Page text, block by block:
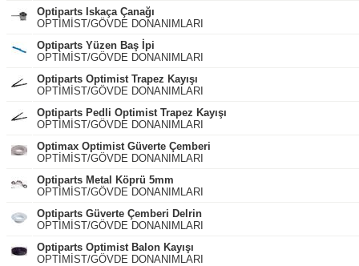
Optiparts Iskaça Çanağı
OPTİMİST/GÖVDE DONANIMLARI
Optiparts Yüzen Baş İpi
OPTİMİST/GÖVDE DONANIMLARI
Optiparts Optimist Trapez Kayışı
OPTİMİST/GÖVDE DONANIMLARI
Optiparts Pedli Optimist Trapez Kayışı
OPTİMİST/GÖVDE DONANIMLARI
Optimax Optimist Güverte Çemberi
OPTİMİST/GÖVDE DONANIMLARI
Optiparts Metal Köprü 5mm
OPTİMİST/GÖVDE DONANIMLARI
Optiparts Güverte Çemberi Delrin
OPTİMİST/GÖVDE DONANIMLARI
Optiparts Optimist Balon Kayışı
OPTİMİST/GÖVDE DONANIMLARI